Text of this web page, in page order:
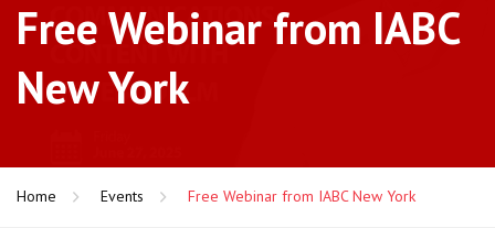
Free Webinar from IABC
New York
Home Events Free Webinar from IABC New York